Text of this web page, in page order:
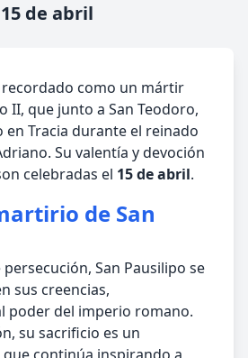
15 de abril
recordado como un mártir
II, que junto a San Teodoro,
Tracia durante el reinado
Su valentía y devoción
celebradas el 15 de abril.
de San
San Pausilipo se
sus creencias,
poder del imperio romano.
su sacrificio es un